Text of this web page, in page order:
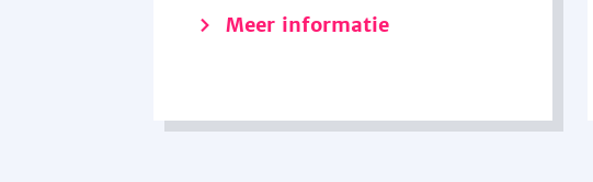
Meer informatie